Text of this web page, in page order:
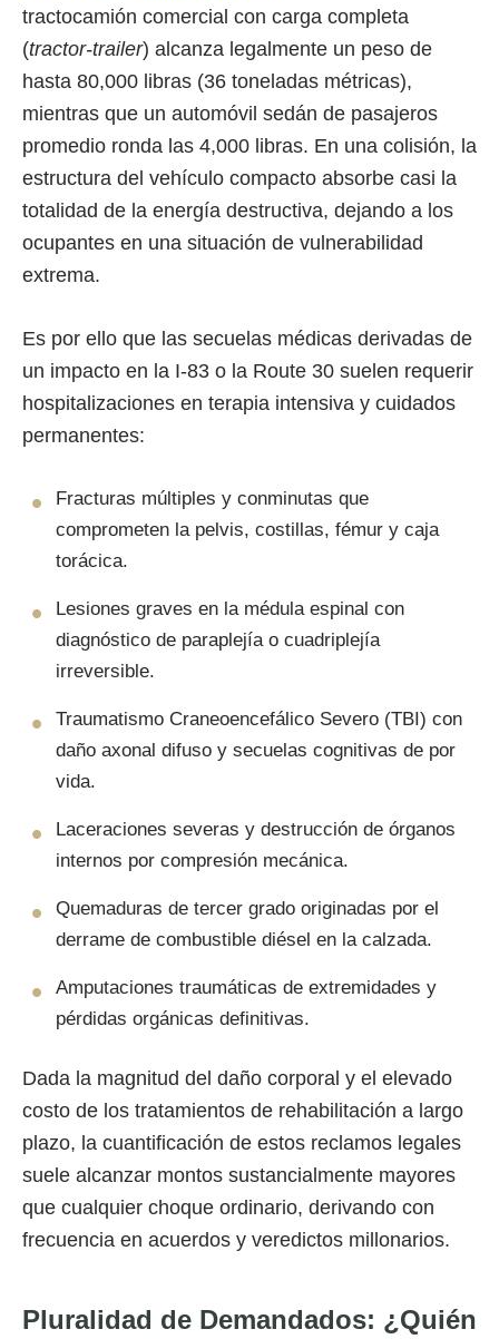
tractocamión comercial con carga completa
(tractor-trailer) alcanza legalmente un peso de
hasta 80,000 libras (36 toneladas métricas),
mientras que un automóvil sedán de pasajeros
promedio ronda las 4,000 libras. En una colisión, la
estructura del vehículo compacto absorbe casi la
totalidad de la energía destructiva, dejando a los
ocupantes en una situación de vulnerabilidad
extrema.
Es por ello que las secuelas médicas derivadas de
un impacto en la I-83 o la Route 30 suelen requerir
hospitalizaciones en terapia intensiva y cuidados
permanentes:
Fracturas múltiples y conminutas que
comprometen la pelvis, costillas, fémur y caja
torácica.
Lesiones graves en la médula espinal con
diagnóstico de paraplejía o cuadriplejía
irreversible.
Traumatismo Craneoencefálico Severo (TBI) con
daño axonal difuso y secuelas cognitivas de por
vida.
Laceraciones severas y destrucción de órganos
internos por compresión mecánica.
Quemaduras de tercer grado originadas por el
derrame de combustible diésel en la calzada.
Amputaciones traumáticas de extremidades y
pérdidas orgánicas definitivas.
Dada la magnitud del daño corporal y el elevado
costo de los tratamientos de rehabilitación a largo
plazo, la cuantificación de estos reclamos legales
suele alcanzar montos sustancialmente mayores
que cualquier choque ordinario, derivando con
frecuencia en acuerdos y veredictos millonarios.
Pluralidad de Demandados: ¿Quién